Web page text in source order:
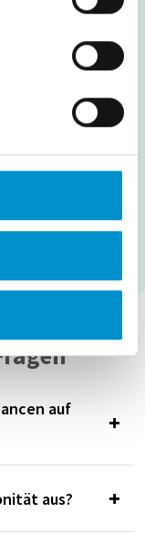
für ein langfristig
Mit dem
abheben.
der Mieterauswahl
auf
+
auf eine
und
aus? +